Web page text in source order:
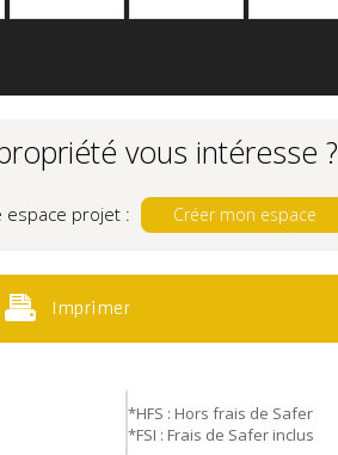
vous intéresse ?
espace projet : Créer mon espace
Imprimer
*HFS : Hors frais de Safer
*FSI : Frais de Safer inclus